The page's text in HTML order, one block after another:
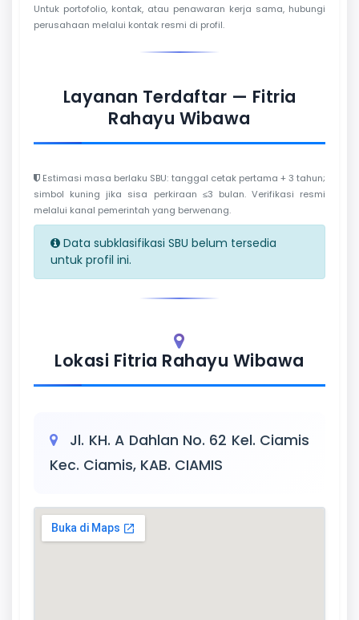
Untuk portofolio, kontak, atau penawaran kerja sama, hubungi
perusahaan melalui kontak resmi di profil.
Layanan Terdaftar — Fitria
Rahayu Wibawa
Estimasi masa berlaku SBU: tanggal cetak pertama + 3 tahun;
simbol kuning jika sisa perkiraan ≤3 bulan. Verifikasi resmi
melalui kanal pemerintah yang berwenang.
Data subklasifikasi SBU belum tersedia
untuk profil ini.
Lokasi Fitria Rahayu Wibawa
Jl. KH. A Dahlan No. 62 Kel. Ciamis
Kec. Ciamis, KAB. CIAMIS